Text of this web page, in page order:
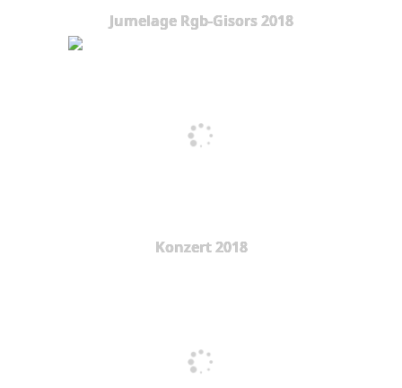
Jumelage Rgb-Gisors 2018
Konzert 2018